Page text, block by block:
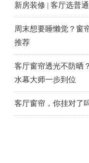
新房装修 | 客厅选普
周末想要睡懒觉？窗
推荐
客厅窗帘透光不防晒
水幕大师一步到位
客厅窗帘，你挂对了